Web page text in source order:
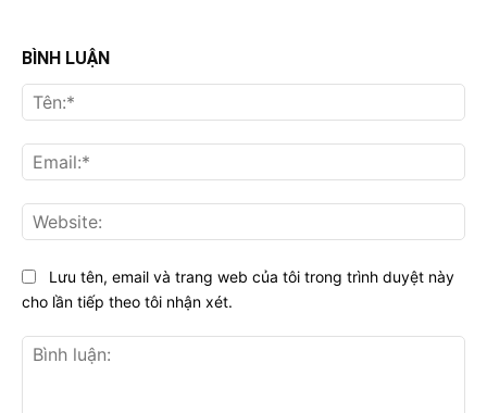
BÌNH LUẬN
Lưu tên, email và trang web của tôi trong trình duyệt này
cho lần tiếp theo tôi nhận xét.